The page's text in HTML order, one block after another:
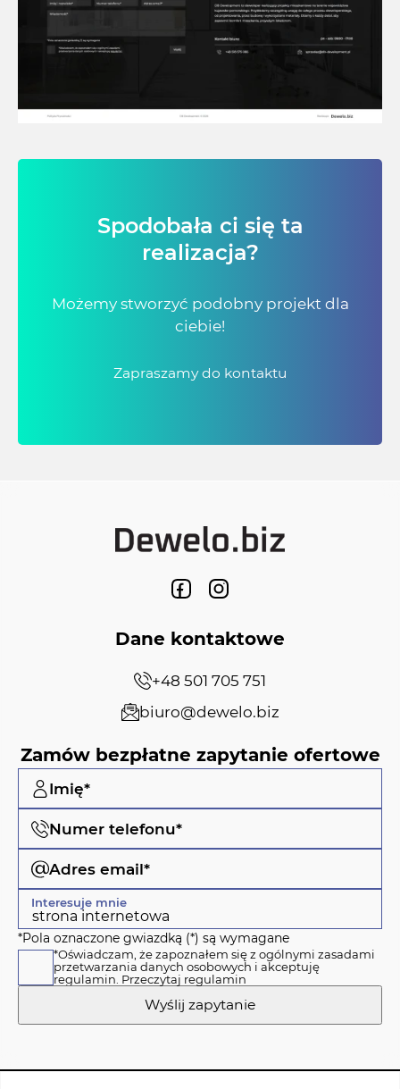
Spodobała ci się ta
realizacja?
Możemy stworzyć podobny projekt dla
ciebie!
Zapraszamy do kontaktu
Dane kontaktowe
+48 501 705 751
biuro@dewelo.biz
Zamów bezpłatne zapytanie ofertowe
Imię*
Numer telefonu*
Adres email*
Interesuje mnie
*Pola oznaczone gwiazdką (*) są wymagane
*Oświadczam, że zapoznałem się z ogólnymi zasadami
przetwarzania danych osobowych i akceptuję
regulamin. Przeczytaj regulamin
Wyślij zapytanie